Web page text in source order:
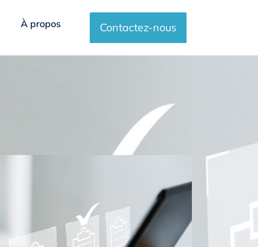
À propos Contactez-nous